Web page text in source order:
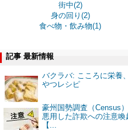
街中(2)
身の回り(2)
食べ物・飲み物(1)
記事 最新情報
バクラバ: こころに栄養
やつレシピ
豪州国勢調査（Census
悪用した詐欺への注意喚
【...